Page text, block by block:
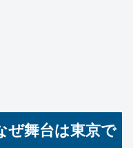
舞台は東京で